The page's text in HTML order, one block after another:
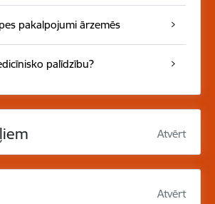
pakalpojumi ārzemēs
palīdzību?
Atvērt
Atvērt